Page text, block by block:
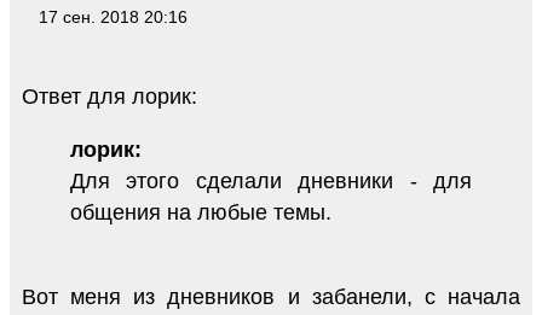
17 сен. 2018 20:16
Ответ для лорик:
лорик:
Для этого сделали дневники - для
общения на любые темы.
Вот меня из дневников и забанели, с начала